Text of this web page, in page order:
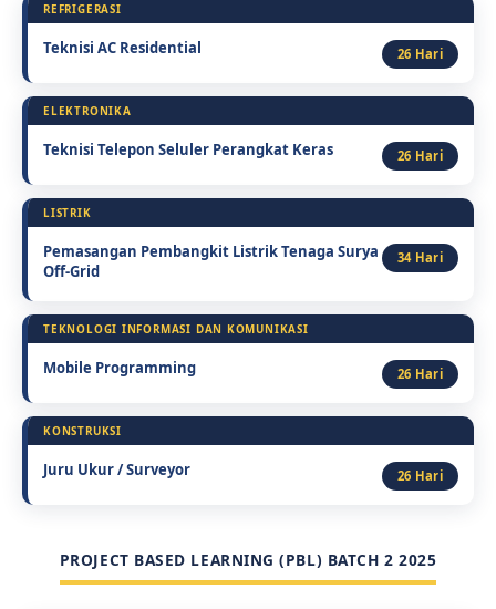
REFRIGERASI
Teknisi AC Residential 26 Hari
ELEKTRONIKA
Teknisi Telepon Seluler Perangkat Keras 26 Hari
LISTRIK
Pemasangan Pembangkit Listrik Tenaga Surya
Off-Grid
34 Hari
TEKNOLOGI INFORMASI DAN KOMUNIKASI
Mobile Programming 26 Hari
KONSTRUKSI
Juru Ukur / Surveyor 26 Hari
PROJECT BASED LEARNING (PBL) BATCH 2 2025